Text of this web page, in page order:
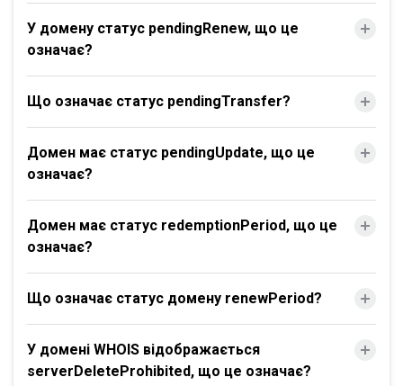
У домену статус pendingRenew, що це
означає?
Що означає статус pendingTransfer?
Домен має статус pendingUpdate, що це
означає?
Домен має статус redemptionPeriod, що це
означає?
Що означає статус домену renewPeriod?
У домені WHOIS відображається
serverDeleteProhibited, що це означає?